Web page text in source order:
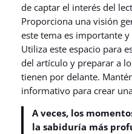
de captar el interés del
Proporciona una visión
este tema es importante
Utiliza este espacio para
del artículo y preparar a
tienen por delante.
informativo para crear
A veces, los
la sabiduría más